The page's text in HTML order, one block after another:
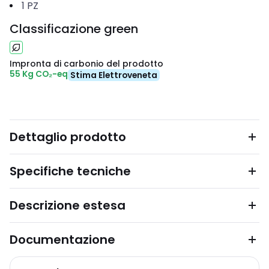
1 PZ
Classificazione green
Impronta di carbonio del prodotto
55 Kg CO₂-eq Stima Elettroveneta
Dettaglio prodotto
Specifiche tecniche
Descrizione estesa
Documentazione